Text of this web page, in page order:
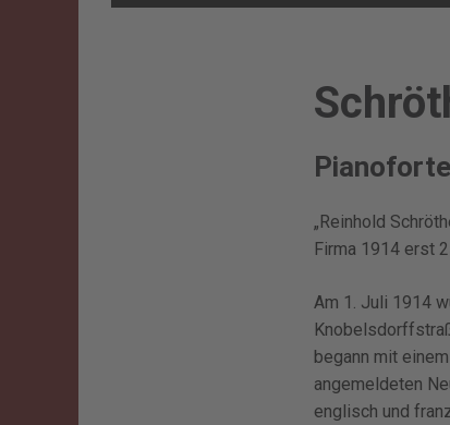
„Reinhold
Firma 1914 erst
Am 1. Juli 1914
begann mit
angemeldeten
englisch und